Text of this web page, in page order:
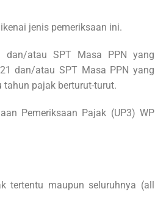
jenis pemeriksaan ini.
atau SPT Masa PPN yang
dan/atau SPT Masa PPN yang
pajak berturut-turut.
Pemeriksaan Pajak (UP3) WP
tertentu maupun seluruhnya (all